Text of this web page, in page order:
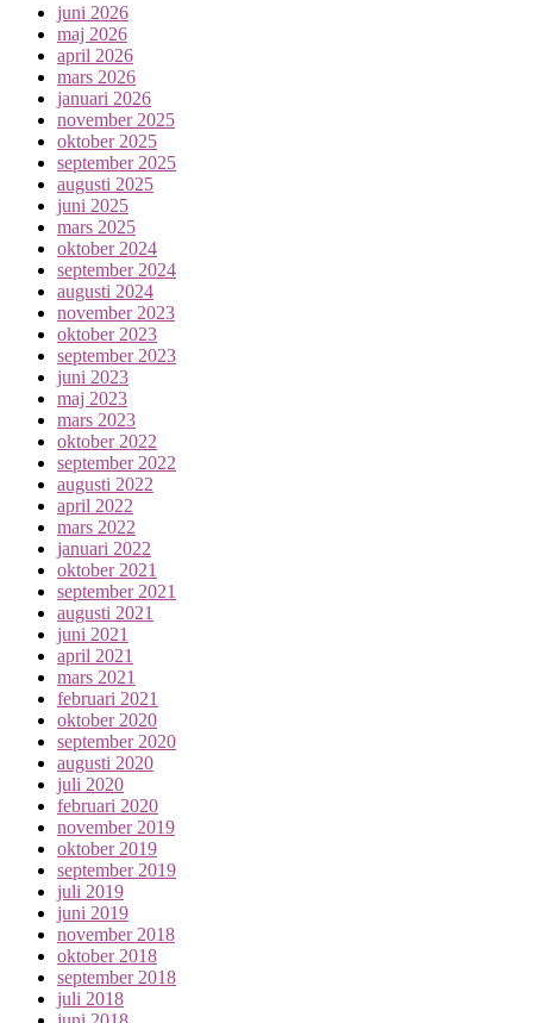
juni 2026
maj 2026
april 2026
mars 2026
januari 2026
november 2025
oktober 2025
september 2025
augusti 2025
juni 2025
mars 2025
oktober 2024
september 2024
augusti 2024
november 2023
oktober 2023
september 2023
juni 2023
maj 2023
mars 2023
oktober 2022
september 2022
augusti 2022
april 2022
mars 2022
januari 2022
oktober 2021
september 2021
augusti 2021
juni 2021
april 2021
mars 2021
februari 2021
oktober 2020
september 2020
augusti 2020
juli 2020
februari 2020
november 2019
oktober 2019
september 2019
juli 2019
juni 2019
november 2018
oktober 2018
september 2018
juli 2018